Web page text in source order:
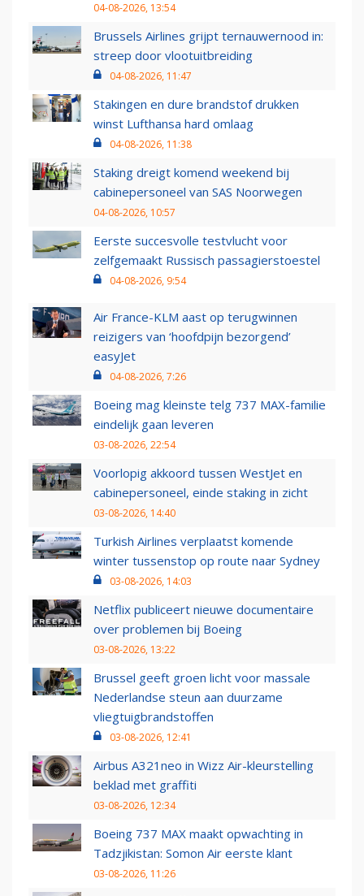
04-08-2026, 13:54
Brussels Airlines grijpt ternauwernood in:
streep door vlootuitbreiding
04-08-2026, 11:47
Stakingen en dure brandstof drukken
winst Lufthansa hard omlaag
04-08-2026, 11:38
Staking dreigt komend weekend bij
cabinepersoneel van SAS Noorwegen
04-08-2026, 10:57
Eerste succesvolle testvlucht voor
zelfgemaakt Russisch passagierstoestel
04-08-2026, 9:54
Air France-KLM aast op terugwinnen
reizigers van ‘hoofdpijn bezorgend’
easyJet
04-08-2026, 7:26
Boeing mag kleinste telg 737 MAX-familie
eindelijk gaan leveren
03-08-2026, 22:54
Voorlopig akkoord tussen WestJet en
cabinepersoneel, einde staking in zicht
03-08-2026, 14:40
Turkish Airlines verplaatst komende
winter tussenstop op route naar Sydney
03-08-2026, 14:03
Netflix publiceert nieuwe documentaire
over problemen bij Boeing
03-08-2026, 13:22
Brussel geeft groen licht voor massale
Nederlandse steun aan duurzame
vliegtuigbrandstoffen
03-08-2026, 12:41
Airbus A321neo in Wizz Air-kleurstelling
beklad met graffiti
03-08-2026, 12:34
Boeing 737 MAX maakt opwachting in
Tadzjikistan: Somon Air eerste klant
03-08-2026, 11:26